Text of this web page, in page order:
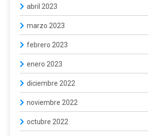
abril 2023
marzo 2023
febrero 2023
enero 2023
diciembre 2022
noviembre 2022
octubre 2022